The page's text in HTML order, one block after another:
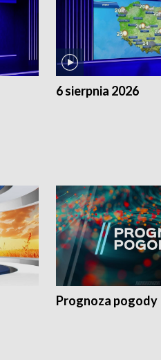
6 sierpnia 2026
Prognoza pogody